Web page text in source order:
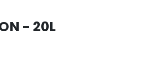
- 20L